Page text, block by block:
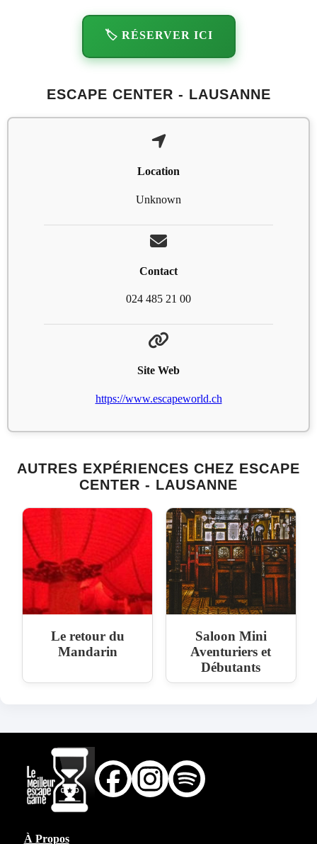
🏷️ RÉSERVER ICI
ESCAPE CENTER - LAUSANNE
Location
Unknown
Contact
024 485 21 00
Site Web
https://www.escapeworld.ch
AUTRES EXPÉRIENCES CHEZ ESCAPE
CENTER - LAUSANNE
Le retour du
Mandarin
Saloon Mini
Aventuriers et
Débutants
À Propos